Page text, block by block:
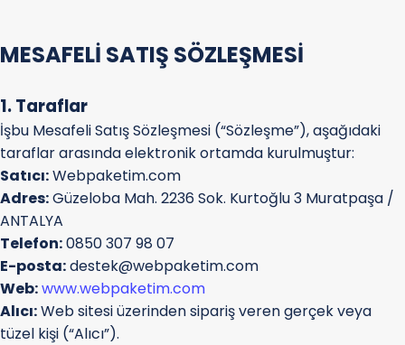
MESAFELİ SATIŞ SÖZLEŞMESİ
1. Taraflar
İşbu Mesafeli Satış Sözleşmesi (“Sözleşme”), aşağıdaki
taraflar arasında elektronik ortamda kurulmuştur:
Satıcı:Webpaketim.com
Adres:Güzeloba Mah. 2236 Sok. Kurtoğlu 3 Muratpaşa /
ANTALYA
Telefon:0850 307 98 07
E-posta:destek@webpaketim.com
Web:www.webpaketim.com
Alıcı:Web sitesi üzerinden sipariş veren gerçek veya
tüzel kişi (“Alıcı”).